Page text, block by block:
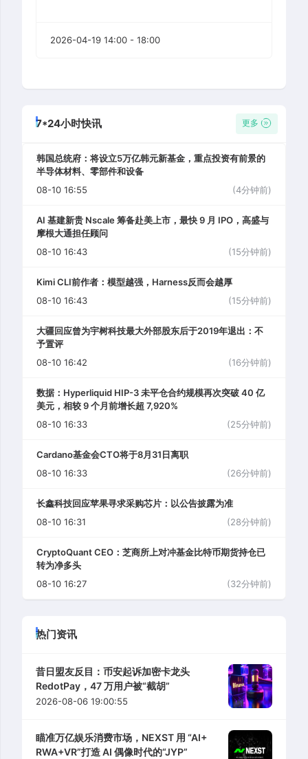
2026-04-19 14:00 - 18:00
7*24小时快讯 更多
韩国总统府：将设立5万亿韩元新基金，重点投资有前景的
半导体材料、零部件和设备
08-10 16:55
(4分钟前)
AI 基建新贵 Nscale 筹备赴美上市，最快 9 月 IPO，高盛与
摩根大通担任顾问
08-10 16:43
(15分钟前)
Kimi CLI前作者：模型越强，Harness反而会越厚
08-10 16:43
(15分钟前)
大疆回应曾为宇树科技最大外部股东后于2019年退出：不
予置评
08-10 16:42
(16分钟前)
数据：Hyperliquid HIP-3 未平仓合约规模再次突破 40 亿
美元，相较 9 个月前增长超 7,920%
08-10 16:33
(25分钟前)
Cardano基金会CTO将于8月31日离职
08-10 16:33
(26分钟前)
长鑫科技回应苹果寻求采购芯片：以公告披露为准
08-10 16:31
(28分钟前)
CryptoQuant CEO：芝商所上对冲基金比特币期货持仓已
转为净多头
08-10 16:27
(32分钟前)
热门资讯
昔日盟友反目：币安起诉加密卡龙头
RedotPay，47 万用户被“截胡”
2026-08-06 19:00:55
瞄准万亿娱乐消费市场，NEXST 用 “AI+
RWA+VR”打造 AI 偶像时代的“JYP”